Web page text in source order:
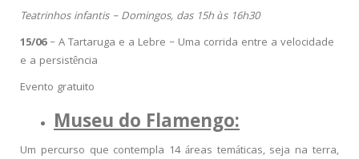
Teatrinhos infantis – Domingos, das 15h às 16h30
15/06– A Tartaruga e a Lebre – Uma corrida entre a velocidade
e a persistência
Evento gratuito
Museu do Flamengo:
Um percurso que contempla 14 áreas temáticas, seja na terra,